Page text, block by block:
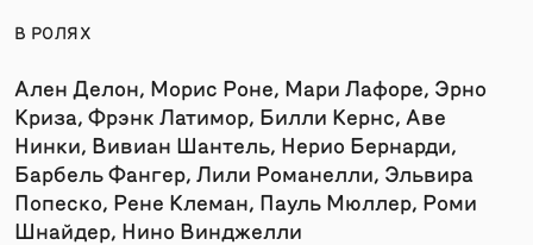
В РОЛЯХ
Ален Делон, Морис Роне, Мари Лафоре, Эрно
Криза, Фрэнк Латимор, Билли Кернс, Аве
Нинки, Вивиан Шантель, Нерио Бернарди,
Барбель Фангер, Лили Романелли, Эльвира
Попеско, Рене Клеман, Пауль Мюллер, Роми
Шнайдер, Нино Винджелли